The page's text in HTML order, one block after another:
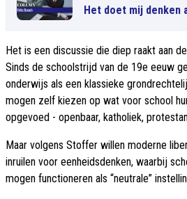
Het doet mij denken
Het is een discussie die diep raakt aan
Sinds de schoolstrijd van de 19e eeuw
onderwijs als een klassieke
mogen zelf kiezen op wat voor school
opgevoed - openbaar, katholiek,
Maar volgens Stoffer willen moderne
inruilen voor eenheidsdenken, waarbij
mogen functioneren als “neutrale”